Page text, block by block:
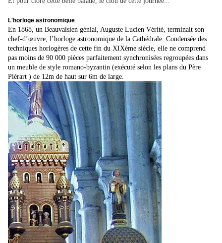
L'horloge astronomique
En 1868, un Beauvaisien génial, Auguste Lucien Vérité, terminait son
chef-d’œuvre, l’horloge astronomique de la Cathédrale. Condensée des
techniques horlogères de cette fin du XIXème siècle, elle ne comprend
pas moins de 90 000 pièces parfaitement synchronisées regroupées dans
un meuble de style romano-byzantin (exécuté selon les plans du Père
Piérart ) de 12m de haut sur 6m de large.